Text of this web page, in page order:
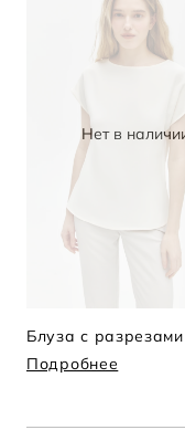
Нет в
Подробнее